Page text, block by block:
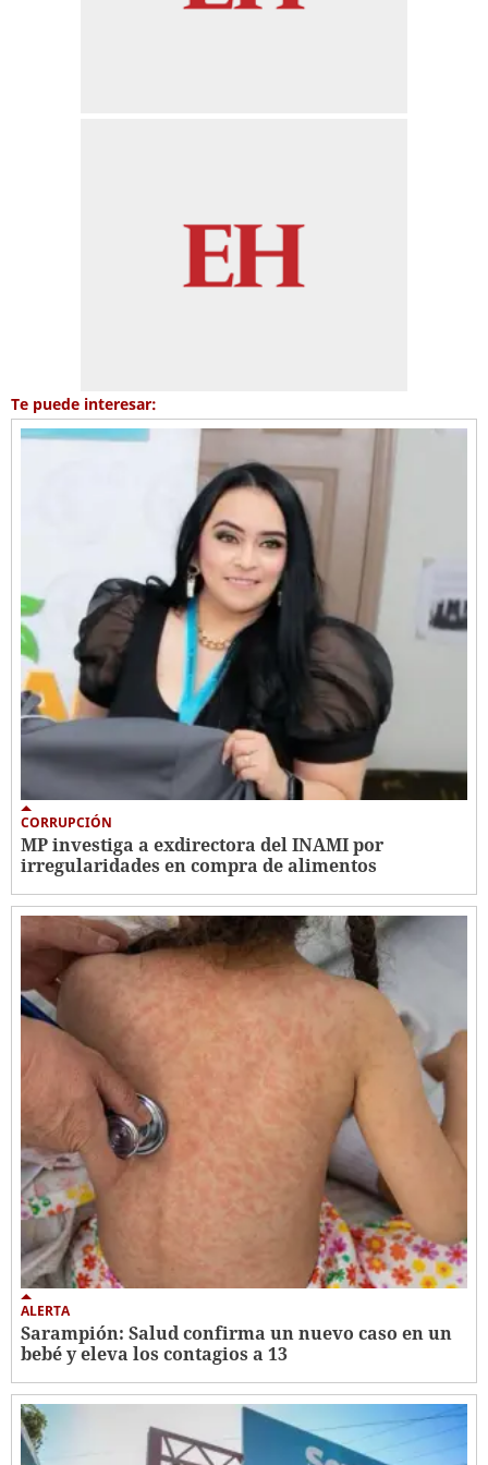
Te puede interesar:
CORRUPCIÓN
MP investiga a exdirectora del INAMI por
irregularidades en compra de alimentos
ALERTA
Sarampión: Salud confirma un nuevo caso en un
bebé y eleva los contagios a 13